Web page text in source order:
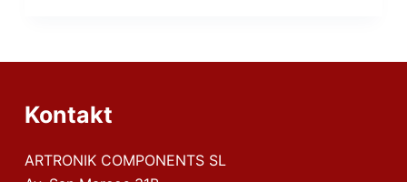
Kontakt
ARTRONIK COMPONENTS SL